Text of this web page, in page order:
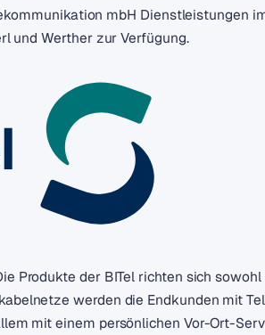
mbH Dienstleistungen
und Werther zur Verfügung.
Produkte der BITel richten sich
werden die Endkunden mit
mit einem persönlichen Vor-Ort-